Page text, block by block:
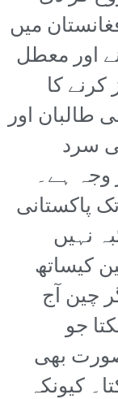
میں
اور معطل
کا
طالبان اور
سرد
وجہ ہے۔
پاکستانی
نہیں
کیساتھ
چین آج
جو
بھی
کیونکہ